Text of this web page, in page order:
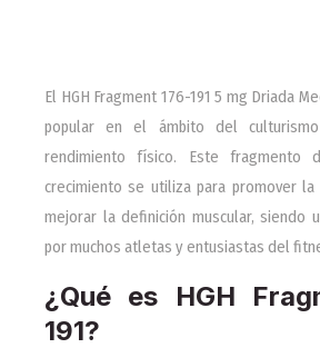
El HGH Fragment 176-191 5 mg Driada
popular en el ámbito del
rendimiento físico. Este fragmento
crecimiento se utiliza para promover
mejorar la definición muscular, siendo
por muchos atletas y entusiastas del
¿Qué es HGH
191?